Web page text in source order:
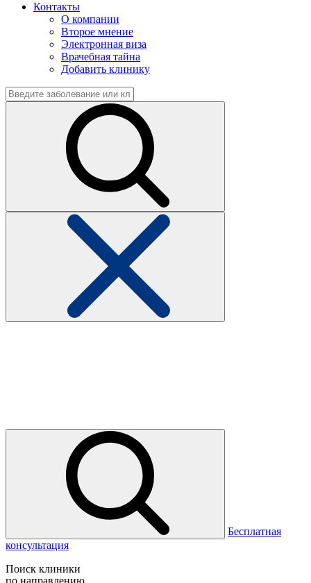
Контакты
О компании
Второе мнение
Электронная виза
Врачебная тайна
Добавить клинику
Бесплатная
консультация
Поиск клиники
по направлению